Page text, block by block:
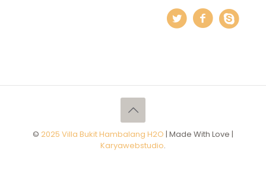
© 2025 Villa Bukit Hambalang H2O | Made With Love |
Karyawebstudio.